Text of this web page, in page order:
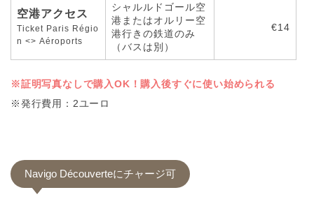
空港アクセス
Ticket Paris Régio
n <> Aéroports
シャルルドゴール空
港またはオルリー空
港行きの鉄道のみ
（バスは別）
€14
※証明写真なしで購入OK！購入後すぐに使い始められる
※発行費用：2ユーロ
Navigo Découverteにチャージ可